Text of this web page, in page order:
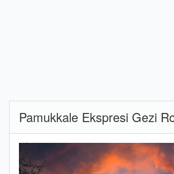
Pamukkale Ekspresi Gezi